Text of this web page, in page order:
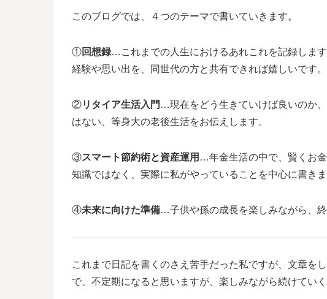
このブログでは、４つのテーマで書いていきます。
①回想録…これまでの人生におけるあれこれを記録しま
経験や思い出を、同世代の方と共有できれば嬉しいです。
②リタイア生活入門 …現在をどう生きていけば良いのか
はない、等身大の老後生活をお伝えします。
③スマート節約術と資産運用 …年金生活の中で、賢くお
知識ではなく、実際に私がやっていることを中心に書きま
④未来に向けた準備…子供や孫の成長を楽しみながら、
これまで日記を書くのさえ苦手だった私ですが、文章を
で、不定期になると思いますが、楽しみながら続けていく